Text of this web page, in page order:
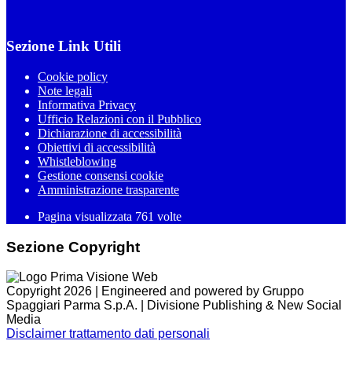
Sezione Link Utili
Cookie policy
Note legali
Informativa Privacy
Ufficio Relazioni con il Pubblico
Dichiarazione di accessibilità
Obiettivi di accessibilità
Whistleblowing
Gestione consensi cookie
Amministrazione trasparente
Pagina visualizzata 761 volte
Sezione Copyright
Copyright 2026 | Engineered and powered by Gruppo
Spaggiari Parma S.p.A. | Divisione Publishing & New Social
Media
Disclaimer trattamento dati personali